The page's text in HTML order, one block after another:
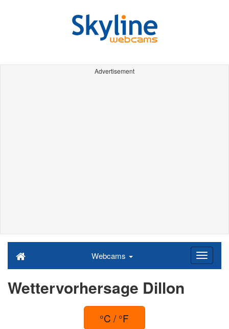
Advertisement
Webcams
Wettervorhersage Dillon
°C / °F